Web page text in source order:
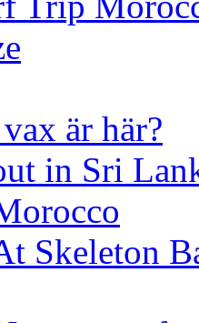
är här?
in Sri
Skeleton